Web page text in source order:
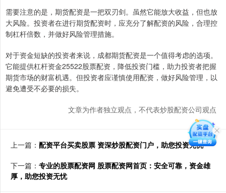
需要注意的是，期货配资是一把双刃剑。虽然它能放大收益，但也放
大风险。投资者在进行期货配资时，应充分了解配资的风险，合理控
制杠杆倍数，并做好风险管理措施。
对于资金短缺的投资者来说，成都期货配资是一个值得考虑的选项。
它能提供杠杆资金25522股票配资，降低投资门槛，助力投资者把握
期货市场的财富机遇。但投资者应谨慎使用配资，做好风险管理，以
避免遭受不必要的损失。
文章为作者独立观点，不代表炒股配资公司观点
上一篇： 配资平台买卖股票 资深炒股配资门户，助您投资无忧
下一篇： 专业的股票配资网 股票配资网首页：安全可靠，资金雄
厚，助您投资无忧